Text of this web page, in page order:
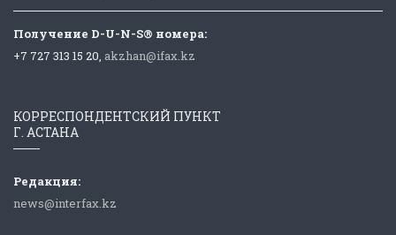
Получение D-U-N-S® номера:
+7 727 313 15 20, akzhan@ifax.kz
КОРРЕСПОНДЕНТСКИЙ ПУНКТ
Г. АСТАНА
Редакция:
news@interfax.kz